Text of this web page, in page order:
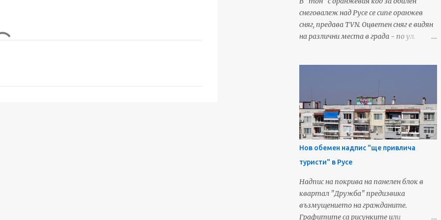
Фейсбук страница - Русенските Новини
снеговалеж над Русе се сипе оранжев
сняг, предава TVN. Оцветен сняг е видян
на различни места в града - по ул.
последващия обикновен бял сняг, по
този начин снежната покривка
изглежда като мръсна. Съобщения за
оцветен в жълто или червеникаво сняг
се появиха във Фейсбук и за районите на
Сливо поле и Разград. Подобно явление
не се случва за пръв път в страната.
Запознати го обясняват с циклон,
който носи пясък от Сахара. Източник:
TVN За още любопитни новини и
предстоящи събития от Русе,
Нов обемен надпис "ще привлича
туристи" в Русе
Надпис на покрива на панелен блок в
квартал "Дружба" предизвика
възмущението на гражданите.
Графитите са рисунките или